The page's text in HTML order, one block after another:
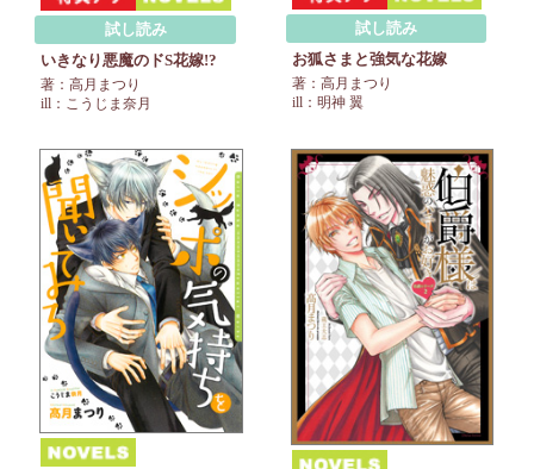
試し読み
いきなり悪魔のドS花嫁!?
著：高月まつり
ill：こうじま奈月
試し読み
お狐さまと強気な花嫁
著：高月まつり
ill：明神 翼